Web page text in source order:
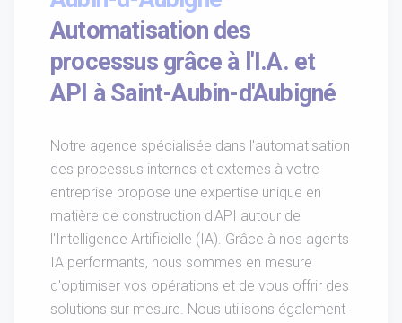
Automatisation des
processus grâce à l'I.A. et
API à Saint-Aubin-d'Aubigné
Notre agence spécialisée dans l'automatisation
des processus internes et externes à votre
entreprise propose une expertise unique en
matière de construction d'API autour de
l'Intelligence Artificielle (IA). Grâce à nos agents
IA performants, nous sommes en mesure
d'optimiser vos opérations et de vous offrir des
solutions sur mesure. Nous utilisons également